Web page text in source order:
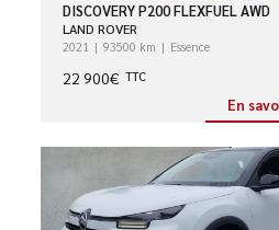
DISCOVERY P200 FLEXFUEL AWD
LAND ROVER
2021 93500 km Essence
22 900€ TTC
En